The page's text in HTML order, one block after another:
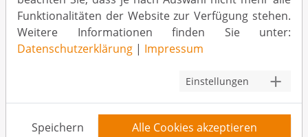
Funktionalitäten der Website zur Verfügung stehen.
Weitere Informationen finden Sie unter:
Datenschutzerklärung | Impressum
Einstellungen
Speichern Alle Cookies akzeptieren